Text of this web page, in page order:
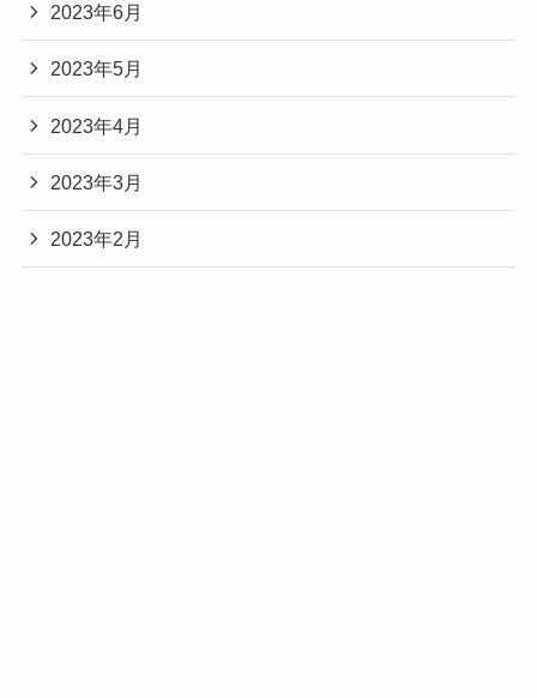
2023年6月
2023年5月
2023年4月
2023年3月
2023年2月